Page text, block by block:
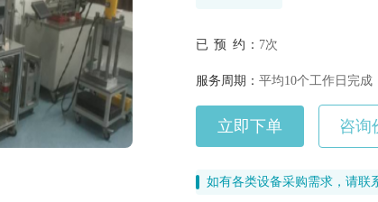
已 预 约： 7次
服务周期： 平均10个工作日完成
立即下单 咨询
如有各类设备采购需求，请联